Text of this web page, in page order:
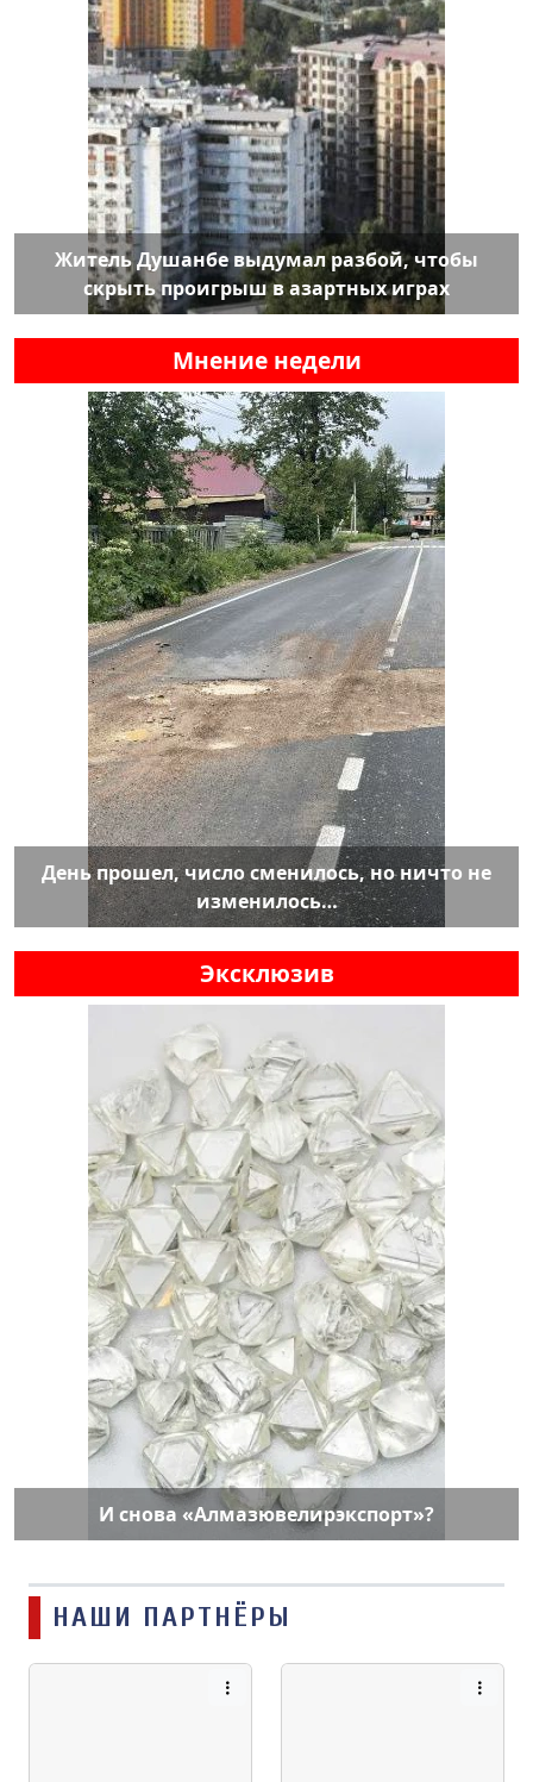
Житель Душанбе выдумал разбой, чтобы
скрыть проигрыш в азартных играх
Мнение недели
День прошел, число сменилось, но ничто не
изменилось…
Эксклюзив
И снова «Алмазювелирэкспорт»?
НАШИ ПАРТНЁРЫ